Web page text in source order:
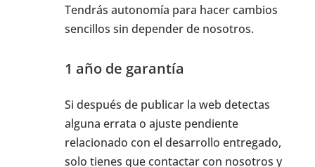
Tendrás autonomía para hacer cambios
sencillos sin depender de nosotros.
1 año de garantía
Si después de publicar la web detectas
alguna errata o ajuste pendiente
relacionado con el desarrollo entregado,
solo tienes que contactar con nosotros y